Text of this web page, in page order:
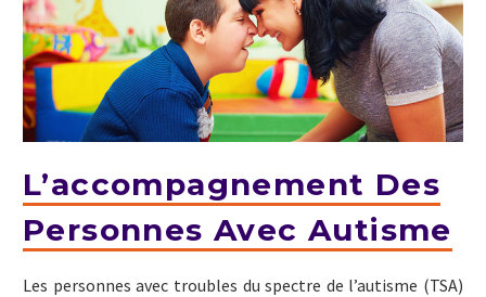
L’accompagnement Des
Personnes Avec Autisme
Les personnes avec troubles du spectre de l’autisme (TSA)